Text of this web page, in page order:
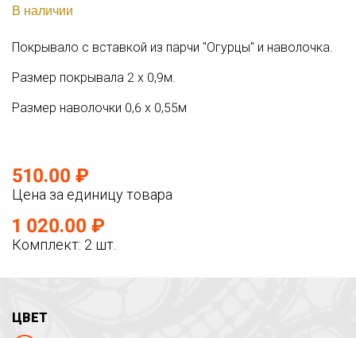
В наличии
Покрывало с вставкой из парчи "Огурцы" и наволочка.
Размер покрывала 2 х 0,9м.
Размер наволочки 0,6 х 0,55м
510.00 ₽
Цена за единицу товара
1 020.00 ₽
Комплект: 2 шт.
ЦВЕТ